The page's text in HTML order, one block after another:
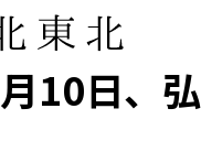
10日、弘